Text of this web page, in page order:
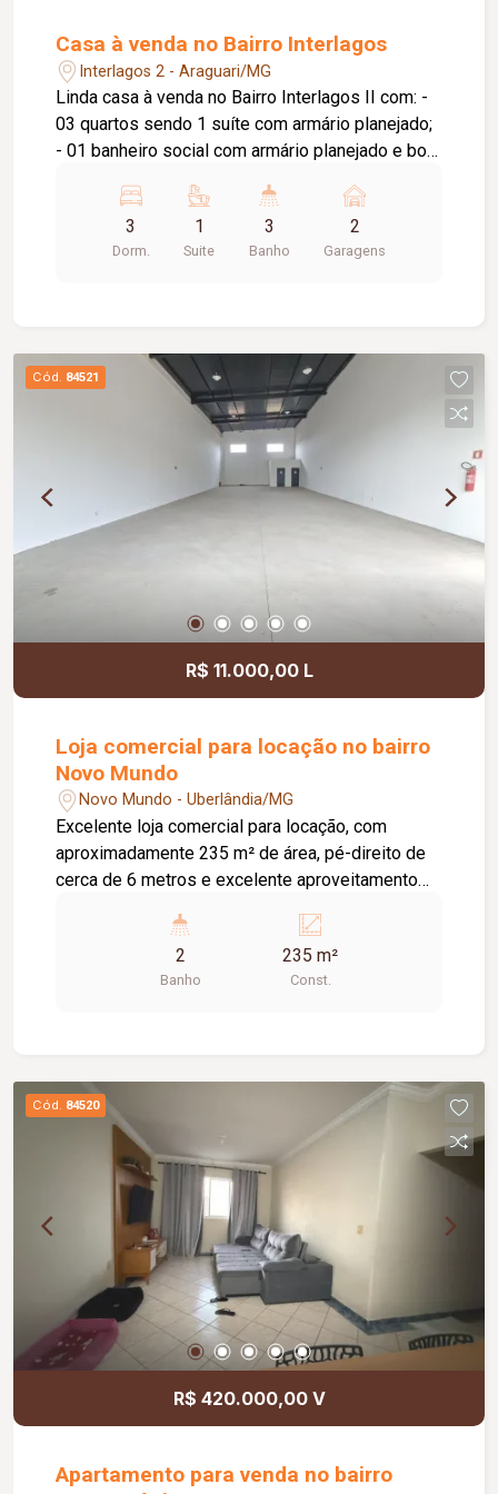
Casa à venda no Bairro Interlagos
Interlagos 2 - Araguari/MG
Linda casa à venda no Bairro Interlagos II com: -
03 quartos sendo 1 suíte com armário planejado;
- 01 banheiro social com armário planejado e box
jantar; - 01 área de luz; - 01 cozinha planejada; -
01 área gourmet com churrasqueira, bancada, pia
e lavabo; - 01 lavanderia; - 01 despensa; - jardim;
3
Dorm.
1
Suite
3
Banho
2
Garagens
Cód. 84521
R$ 11.000,00 L
Loja comercial para locação no bairro
Novo Mundo
Novo Mundo - Uberlândia/MG
Excelente loja comercial para locação, com
aproximadamente 235 m² de área, pé-direito de
cerca de 6 metros e excelente aproveitamento
usinado, telhado com isolamento acústico e
térmico, 02 banheiros e estacionamento frontal,
oferecendo praticidade, conforto e estrutura ideal
2
Banho
235 m²
Const.
Cód. 84520
R$ 420.000,00 V
Apartamento para venda no bairro